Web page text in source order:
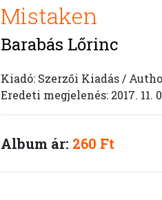
Mistaken
Barabás Lőrinc
Kiadó: Szerzői Kiadás /
Eredeti megjelenés: 2017. 11.
Album ár: 260 Ft